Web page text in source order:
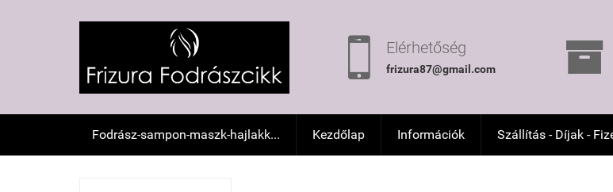
 Elérhetőség
frizura87@gmail.com 
Fodrász-sampon-maszk-hajlakk... Kezdőlap Információk Szállítás - Díjak -